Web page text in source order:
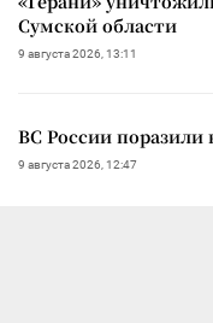
Сумской области
9 августа 2026, 13:11
ВС России
9 августа 2026, 12:47